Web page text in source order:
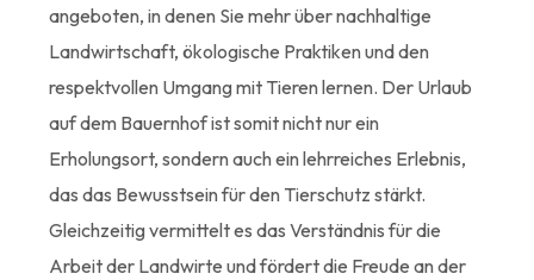
angeboten, in denen Sie mehr über nachhaltige
Landwirtschaft, ökologische Praktiken und den
respektvollen Umgang mit Tieren lernen. Der Urlaub
auf dem Bauernhof ist somit nicht nur ein
Erholungsort, sondern auch ein lehrreiches Erlebnis,
das das Bewusstsein für den Tierschutz stärkt.
Gleichzeitig vermittelt es das Verständnis für die
Arbeit der Landwirte und fördert die Freude an der